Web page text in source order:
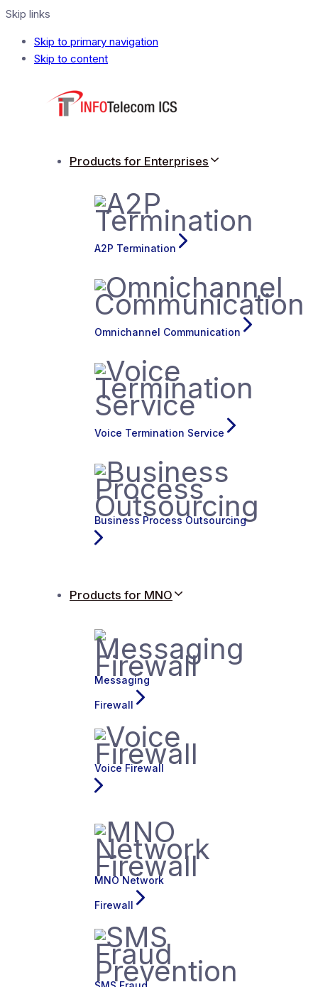
Skip links
Skip to primary navigation
Skip to content
Products for Enterprises
A2P Termination
Omnichannel Communication
Voice Termination Service
Business Process Outsourcing
Products for MNO
Messaging
Firewall
Voice Firewall
MNO Network
Firewall